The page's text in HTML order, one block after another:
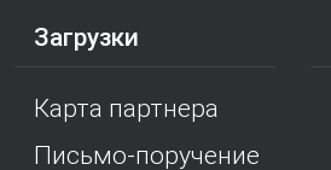
Загрузки
Карта партнера
Письмо-поручение